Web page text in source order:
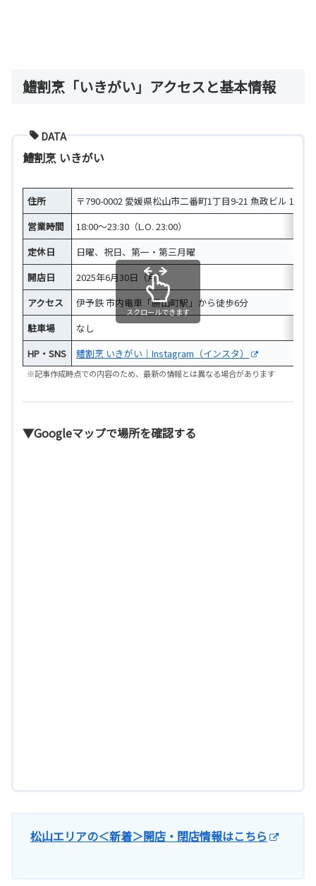
鱧割烹「いきがい」アクセスと基本情報
DATA
鱧割烹 いきがい
住所
〒790-0002 愛媛県松山市二番町1丁目9-21 魚政ビル 1階
営業時間
18:00～23:30（L.O. 23:00）
定休日
日曜、祝日、第一・第三月曜
開店日
2025年6月30日（月）
アクセス
伊予鉄 市内電車「勝山町駅」から徒歩6分
駐車場
なし
HP・SNS
鱧割烹 いきがい｜Instagram（インスタ）
スクロールできます
※記事作成時点での内容のため、最新の情報とは異なる場合があります
▼Googleマップで場所を確認する
松山エリアの＜新着＞開店・閉店情報はこちら